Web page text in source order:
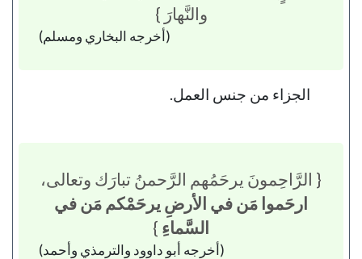
والنَّهارَ }
(أخرجه البخاري ومسلم)
الجزاء من جنس العمل.
{ الرَّاحِمونَ يرحَمُهم الرَّحمنُ تبارَك وتعالى،
ارحَموا مَن في الأرضِ يرحَمْكم مَن في
السَّماءِ }
(أخرجه أبو داوود والترمذي وأحمد)